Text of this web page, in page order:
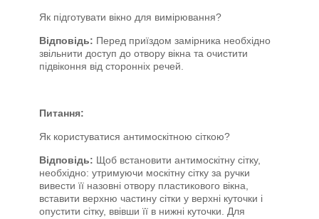
Як підготувати вікно для вимірювання?
Відповідь: Перед приїздом замірника необхідно
звільнити доступ до отвору вікна та очистити
підвіконня від сторонніх речей.
Питання:
Як користуватися антимоскітною сіткою?
Відповідь: Щоб встановити антимоскітну сітку,
необхідно: утримуючи москітну сітку за ручки
вивести її назовні отвору пластикового вікна,
вставити верхню частину сітки у верхні куточки і
опустити сітку, ввівши її в нижні куточки. Для